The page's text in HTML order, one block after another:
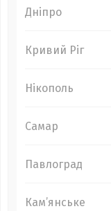
Дніпро
Кривий Ріг
Нікополь
Самар
Павлоград
Кам’янське